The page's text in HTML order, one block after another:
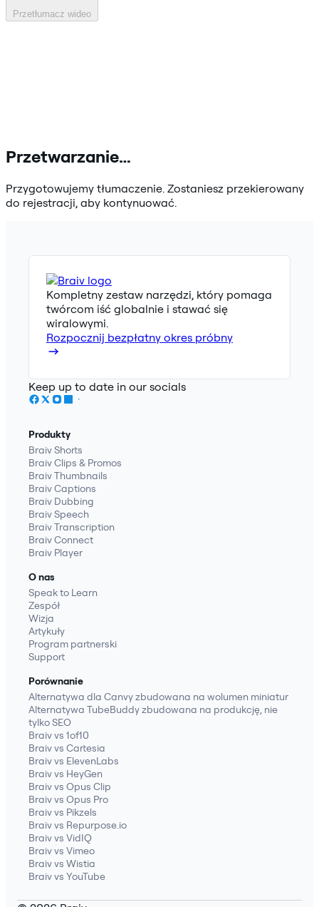
Przetłumacz wideo
Przetwarzanie…
Przygotowujemy tłumaczenie. Zostaniesz przekierowany
do rejestracji, aby kontynuować.
Kompletny zestaw narzędzi, który pomaga
twórcom iść globalnie i stawać się
wiralowymi.
Rozpocznij bezpłatny okres próbny
Keep up to date in our socials
Produkty
Braiv Shorts
Braiv Clips & Promos
Braiv Thumbnails
Braiv Captions
Braiv Dubbing
Braiv Speech
Braiv Transcription
Braiv Connect
Braiv Player
O nas
Speak to Learn
Zespół
Wizja
Artykuły
Program partnerski
Support
Porównanie
Alternatywa dla Canvy zbudowana na wolumen miniatur
Alternatywa TubeBuddy zbudowana na produkcję, nie
tylko SEO
Braiv vs 1of10
Braiv vs Cartesia
Braiv vs ElevenLabs
Braiv vs HeyGen
Braiv vs Opus Clip
Braiv vs Opus Pro
Braiv vs Pikzels
Braiv vs Repurpose.io
Braiv vs VidIQ
Braiv vs Vimeo
Braiv vs Wistia
Braiv vs YouTube